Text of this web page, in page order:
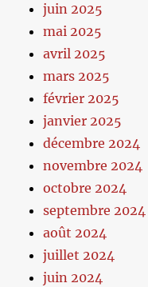
juin 2025
mai 2025
avril 2025
mars 2025
février 2025
janvier 2025
décembre 2024
novembre 2024
octobre 2024
septembre 2024
août 2024
juillet 2024
juin 2024